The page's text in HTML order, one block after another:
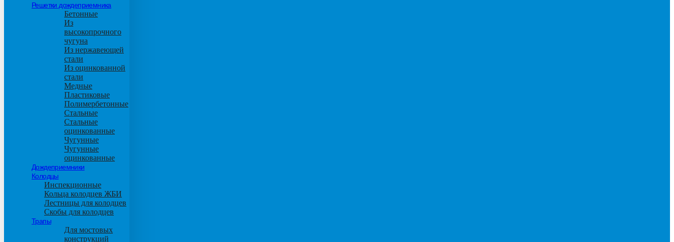
Решетки дождеприемника
Бетонные
Из
высокопрочного
чугуна
Из нержавеющей
стали
Из оцинкованной
стали
Медные
Пластиковые
Полимербетонные
Стальные
Стальные
оцинкованные
Чугунные
Чугунные
оцинкованные
Дождеприемники
Колодцы
Инспекционные
Кольца колодцев ЖБИ
Лестницы для колодцев
Скобы для колодцев
Трапы
Для мостовых
конструкций